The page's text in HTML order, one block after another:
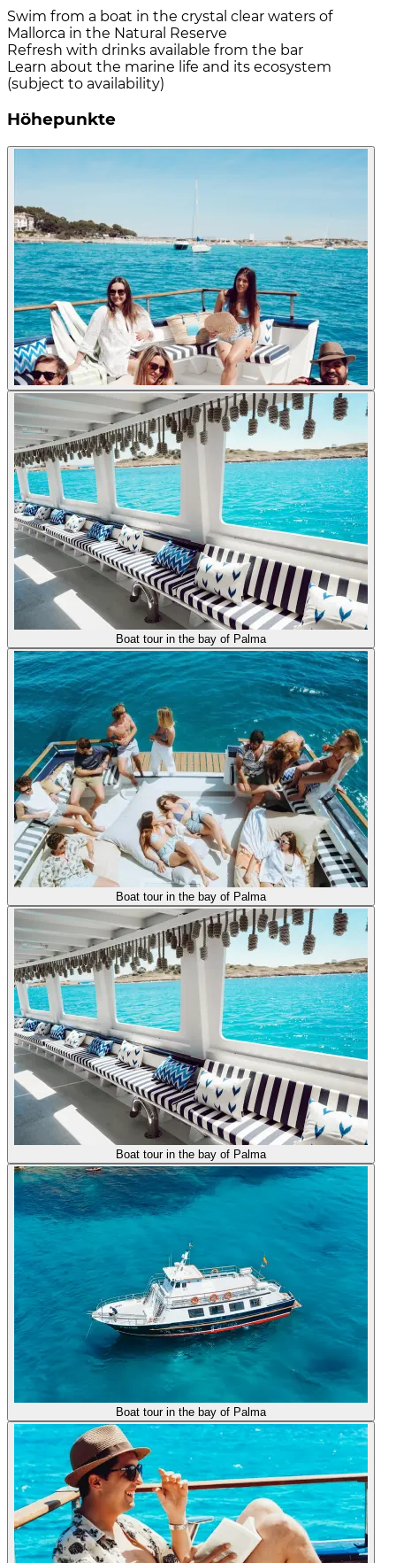
Swim from a boat in the crystal clear waters of
Mallorca in the Natural Reserve
Refresh with drinks available from the bar
Learn about the marine life and its ecosystem
(subject to availability)
Höhepunkte
Boat tour in the bay of Palma
Boat tour in the bay of Palma
Boat tour in the bay of Palma
Boat tour in the bay of Palma